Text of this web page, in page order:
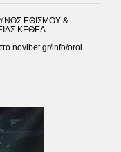
ΕΘΙΣΜΟΥ &
ΚΕΘΕΑ:
novibet.gr/info/oroi